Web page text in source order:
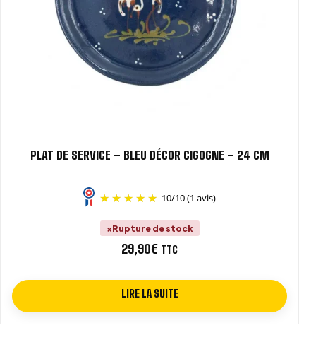
PLAT DE SERVICE – BLEU DÉCOR CIGOGNE – 24 CM
10/10(1 avis)
Rupture de stock
29,90€ TTC
LIRE LA SUITE